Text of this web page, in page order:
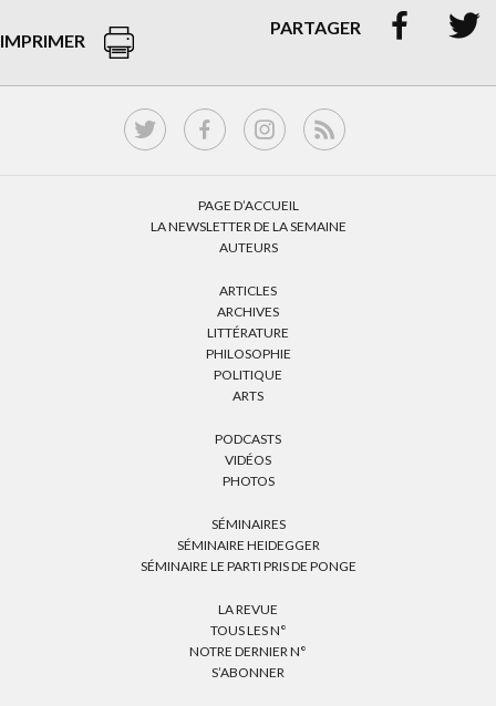
PARTAGER  
IMPRIMER
PAGE D’ACCUEIL
LA NEWSLETTER DE LA SEMAINE
AUTEURS
ARTICLES
ARCHIVES
LITTÉRATURE
PHILOSOPHIE
POLITIQUE
ARTS
PODCASTS
VIDÉOS
PHOTOS
SÉMINAIRES
SÉMINAIRE HEIDEGGER
SÉMINAIRE LE PARTI PRIS DE PONGE
LA REVUE
TOUS LES N°
NOTRE DERNIER N°
S’ABONNER